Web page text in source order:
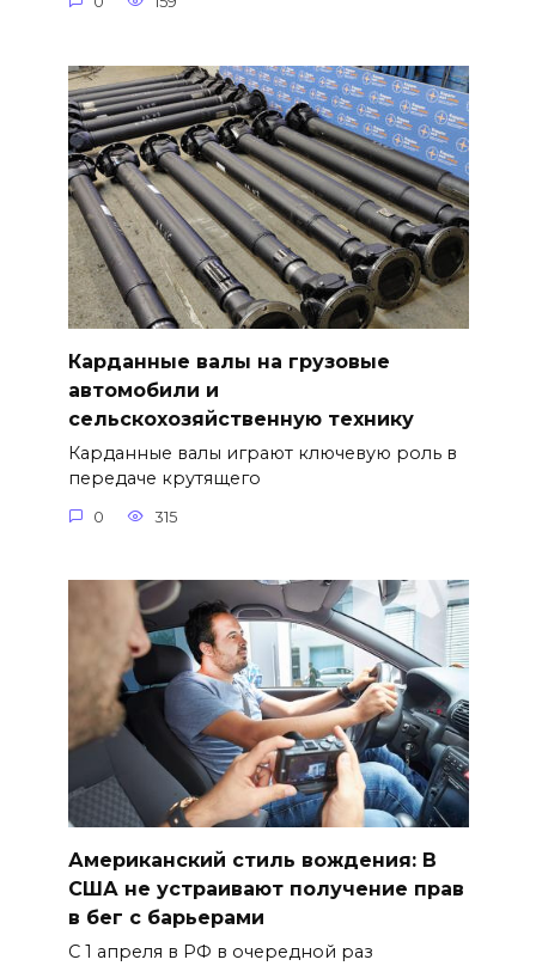
Карданные валы на грузовые
автомобили и
сельскохозяйственную технику
Карданные валы играют ключевую роль в
передаче крутящего
0 315
Американский стиль вождения: В
США не устраивают получение прав
в бег с барьерами
С 1 апреля в РФ в очередной раз